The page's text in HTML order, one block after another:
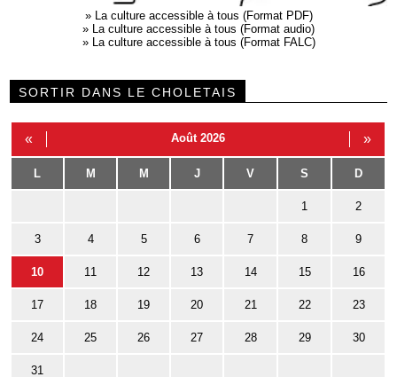
» La culture accessible à tous (Format PDF)
» La culture accessible à tous (Format audio)
» La culture accessible à tous (Format FALC)
SORTIR DANS LE CHOLETAIS
« Août 2026 »
L M M J V S D
1 2
3 4 5 6 7 8 9
10 11 12 13 14 15 16
17 18 19 20 21 22 23
24 25 26 27 28 29 30
31